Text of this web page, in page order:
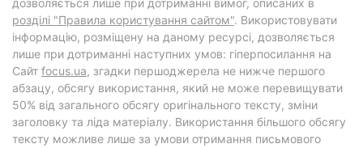
дозволяється лише при дотриманні вимог, описаних в
розділі "Правила користування сайтом". Використовувати
інформацію, розміщену на даному ресурсі, дозволяється
лише при дотриманні наступних умов: гіперпосилання на
Cайт focus.ua, згадки першоджерела не нижче першого
абзацу, обсягу використання, який не може перевищувати
50% від загального обсягу оригінального тексту, зміни
заголовку та ліда матеріалу. Використання більшого обсягу
тексту можливе лише за умови отримання письмового